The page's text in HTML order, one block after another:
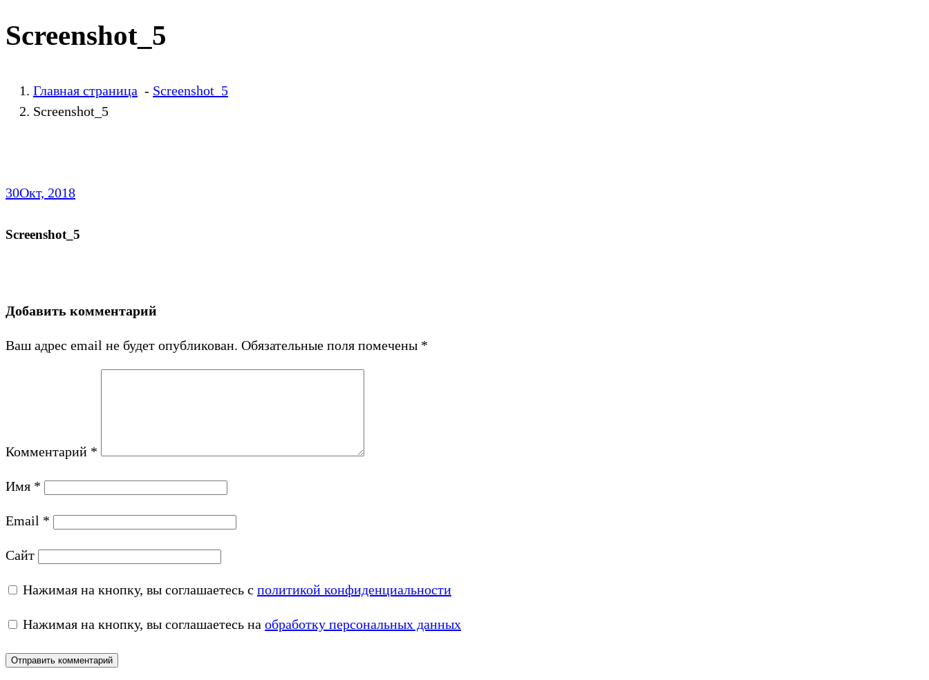
Screenshot_5
Главная страница - Screenshot_5
Screenshot_5
30Окт, 2018
Screenshot_5
Добавить комментарий
Ваш адрес email не будет опубликован. Обязательные поля помечены *
Комментарий *
Имя *
Email *
Сайт
Нажимая на кнопку, вы соглашаетесь с политикой конфиденциальности
Нажимая на кнопку, вы соглашаетесь на обработку персональных данных